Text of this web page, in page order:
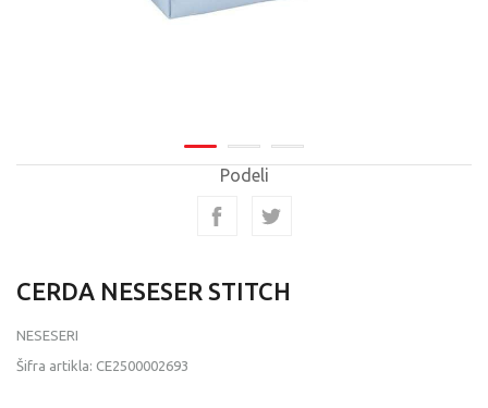
Podeli
CERDA NESESER STITCH
NESESERI
Šifra artikla: CE2500002693